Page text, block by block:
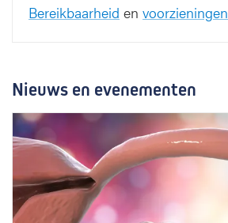
Bereikbaarheid en voorzieningen
Nieuws en evenementen